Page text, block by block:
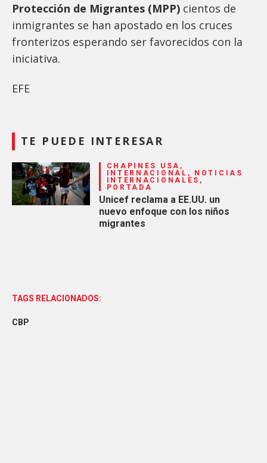
Protección de Migrantes (MPP) cientos de
inmigrantes se han apostado en los cruces
fronterizos esperando ser favorecidos con la
iniciativa.
EFE
TE PUEDE INTERESAR
CHAPINES USA,
INTERNACIONAL, NOTICIAS
INTERNACIONALES,
PORTADA
Unicef reclama a EE.UU. un
nuevo enfoque con los niños
migrantes
TAGS RELACIONADOS:
CBP